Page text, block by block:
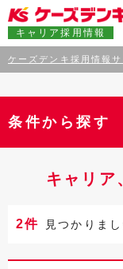
キャリア採用情報
ケーズデンキ採用情報
条件から探す
キャリア
2件 見つかりまし